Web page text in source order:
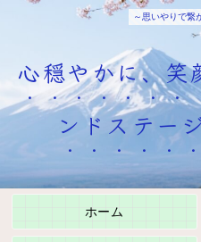
～思いやりで繋
心穏やかに、
ンドステー
ホーム